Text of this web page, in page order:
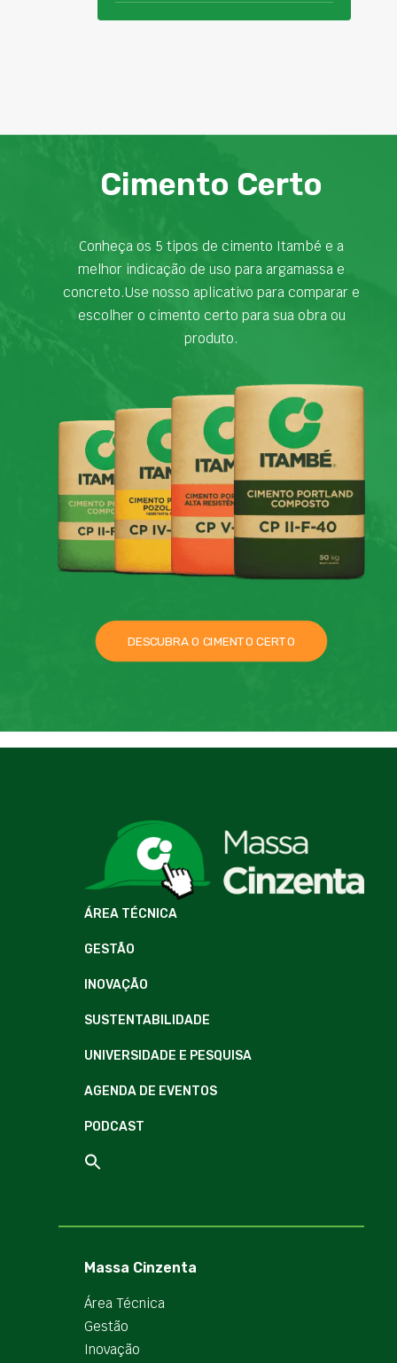
Cimento Certo
Conheça os 5 tipos de cimento Itambé e a
melhor indicação de uso para argamassa e
concreto.Use nosso aplicativo para comparar e
escolher o cimento certo para sua obra ou
produto.
DESCUBRA O CIMENTO CERTO
ÁREA TÉCNICA
GESTÃO
INOVAÇÃO
SUSTENTABILIDADE
UNIVERSIDADE E PESQUISA
AGENDA DE EVENTOS
PODCAST
Massa Cinzenta
Área Técnica
Gestão
Inovação